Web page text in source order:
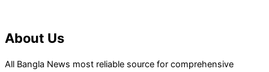
About Us
All Bangla News most reliable source for comprehensive